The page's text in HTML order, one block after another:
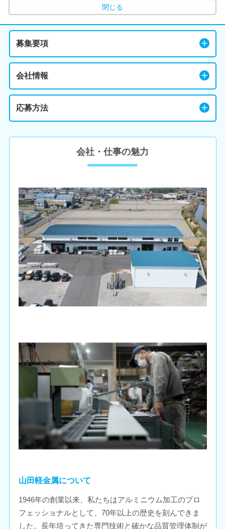
閉じる
募集要項
会社情報
応募方法
会社・仕事の魅力
山田軽金属について
1946年の創業以来、私たちはアルミニウム加工のプロ
フェッショナルとして、70年以上の歴史を刻んできま
した。長年培ってきた専門技術と確かな品質管理体制が